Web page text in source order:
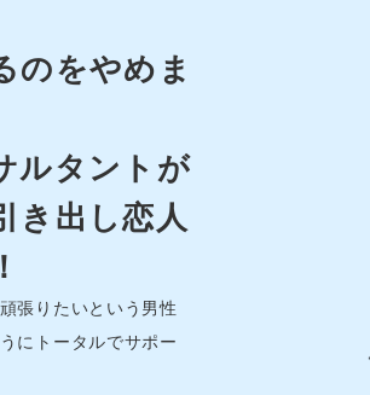
のをやめま
ルタントが
き出し恋人
張りたいという男性
にトータルでサポー